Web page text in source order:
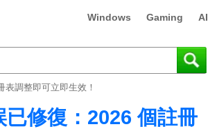
Windows Gaming AI
調整即可立即生效！
修復：2026 個註冊